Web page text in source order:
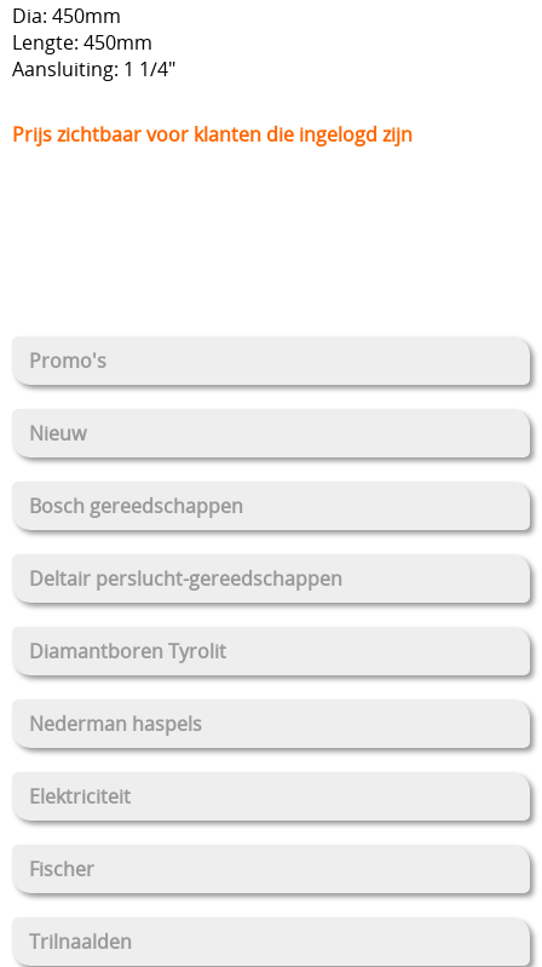
Trilnaalden
Blowers / Soufflantes / zijkanaalventilatoren
Vonkarme gereedschappen (ATEX)
Promo's
Nieuw
Bosch gereedschappen
Deltair perslucht-gereedschappen
Diamantboren Tyrolit
Nederman haspels
Elektriciteit
Fischer
Trilnaalden
Dia: 450mm
Lengte: 450mm
Aansluiting: 1 1/4"
Prijs zichtbaar voor klanten die ingelogd zijn